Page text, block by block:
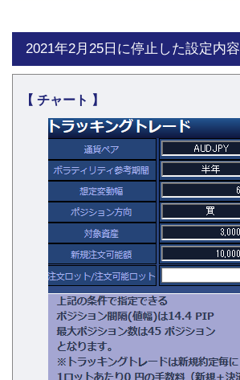
2021年2月25日に停止した設定内容
【 チャート 】